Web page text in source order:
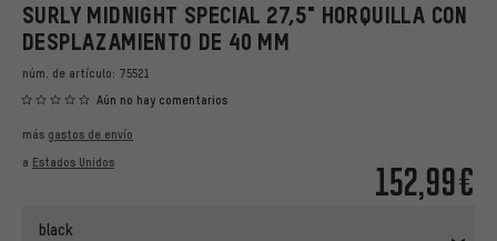
SURLY MIDNIGHT SPECIAL 27,5" HORQUILLA CON
DESPLAZAMIENTO DE 40 MM
núm. de artículo: 75521
Aún no hay comentarios
152,99€
más gastos de envío
a Estados Unidos
black